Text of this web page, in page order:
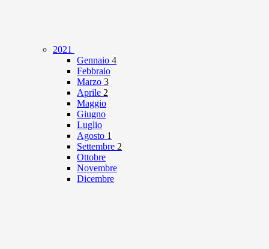
2021
Gennaio 4
Febbraio
Marzo 3
Aprile 2
Maggio
Giugno
Luglio
Agosto 1
Settembre 2
Ottobre
Novembre
Dicembre